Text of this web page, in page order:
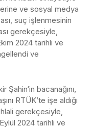
ve sosyal medya
suç işlenmesinin
gerekçesiyle,
2024 tarihli ve
ve
Şahin‘in bacanağını,
RTÜK’te işe aldığı
gerekçesiyle,
2024 tarihli ve